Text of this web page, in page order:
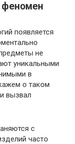
феномен
появляется
не
уникальными
в
о таком
вызвал
с
часто